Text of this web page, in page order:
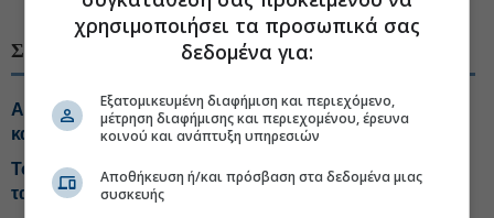
ΣΧΕΤΙΚΑ ΘΕΜΑΤΑ
Αφορολόγητα τα ενοίκια ακινήτων για κοινωνική
κατοικία
Το δημογραφικό ανοίγει νέα «μαύρη τρύπα» στο
ταμείο του ΕΦΚΑ
χρησιμοποιήσει τα προσωπικά σας
δεδομένα για:
Εξατομικευμένη διαφήμιση και περιεχόμενο,
μέτρηση διαφήμισης και περιεχομένου, έρευνα
κοινού και ανάπτυξη υπηρεσιών
Αποθήκευση ή/και πρόσβαση στα δεδομένα μιας
συσκευής